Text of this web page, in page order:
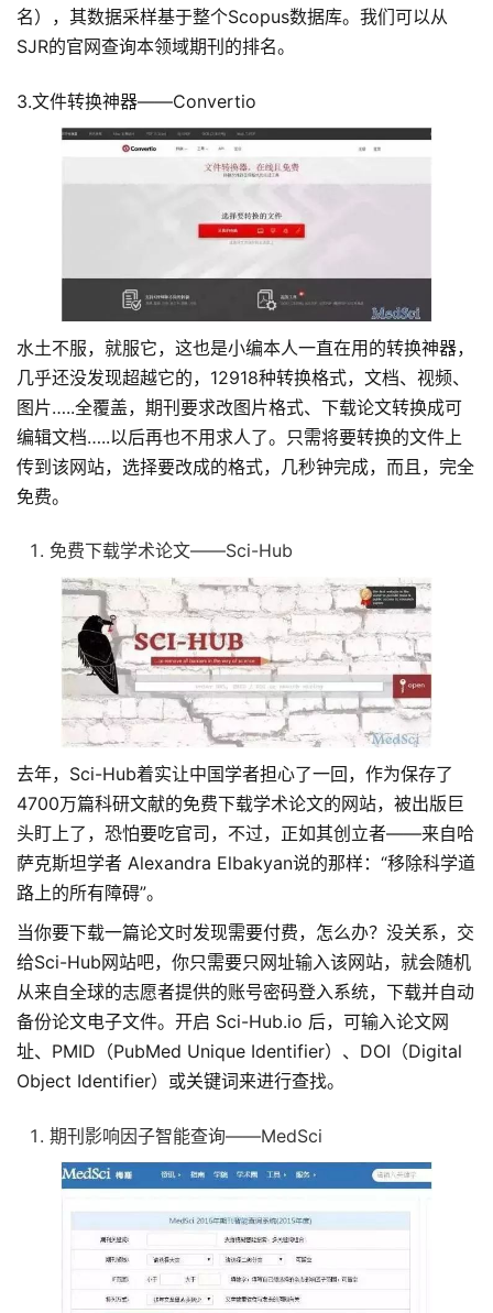
名），其数据采样基于整个Scopus数据库。我们可以从
SJR的官网查询本领域期刊的排名。
3.文件转换神器——Convertio
水土不服，就服它，这也是小编本人一直在用的转换神器，
几乎还没发现超越它的，12918种转换格式，文档、视频、
图片…..全覆盖，期刊要求改图片格式、下载论文转换成可
编辑文档…..以后再也不用求人了。只需将要转换的文件上
传到该网站，选择要改成的格式，几秒钟完成，而且，完全
免费。
免费下载学术论文——Sci-Hub
去年，Sci-Hub着实让中国学者担心了一回，作为保存了
4700万篇科研文献的免费下载学术论文的网站，被出版巨
头盯上了，恐怕要吃官司，不过，正如其创立者——来自哈
萨克斯坦学者 Alexandra Elbakyan说的那样：“移除科学道
路上的所有障碍”。
当你要下载一篇论文时发现需要付费，怎么办？没关系，交
给Sci-Hub网站吧，你只需要只网址输入该网站，就会随机
从来自全球的志愿者提供的账号密码登入系统，下载并自动
备份论文电子文件。开启 Sci-Hub.io 后，可输入论文网
址、PMID（PubMed Unique Identifier）、DOI（Digital
Object Identifier）或关键词来进行查找。
期刊影响因子智能查询——MedSci